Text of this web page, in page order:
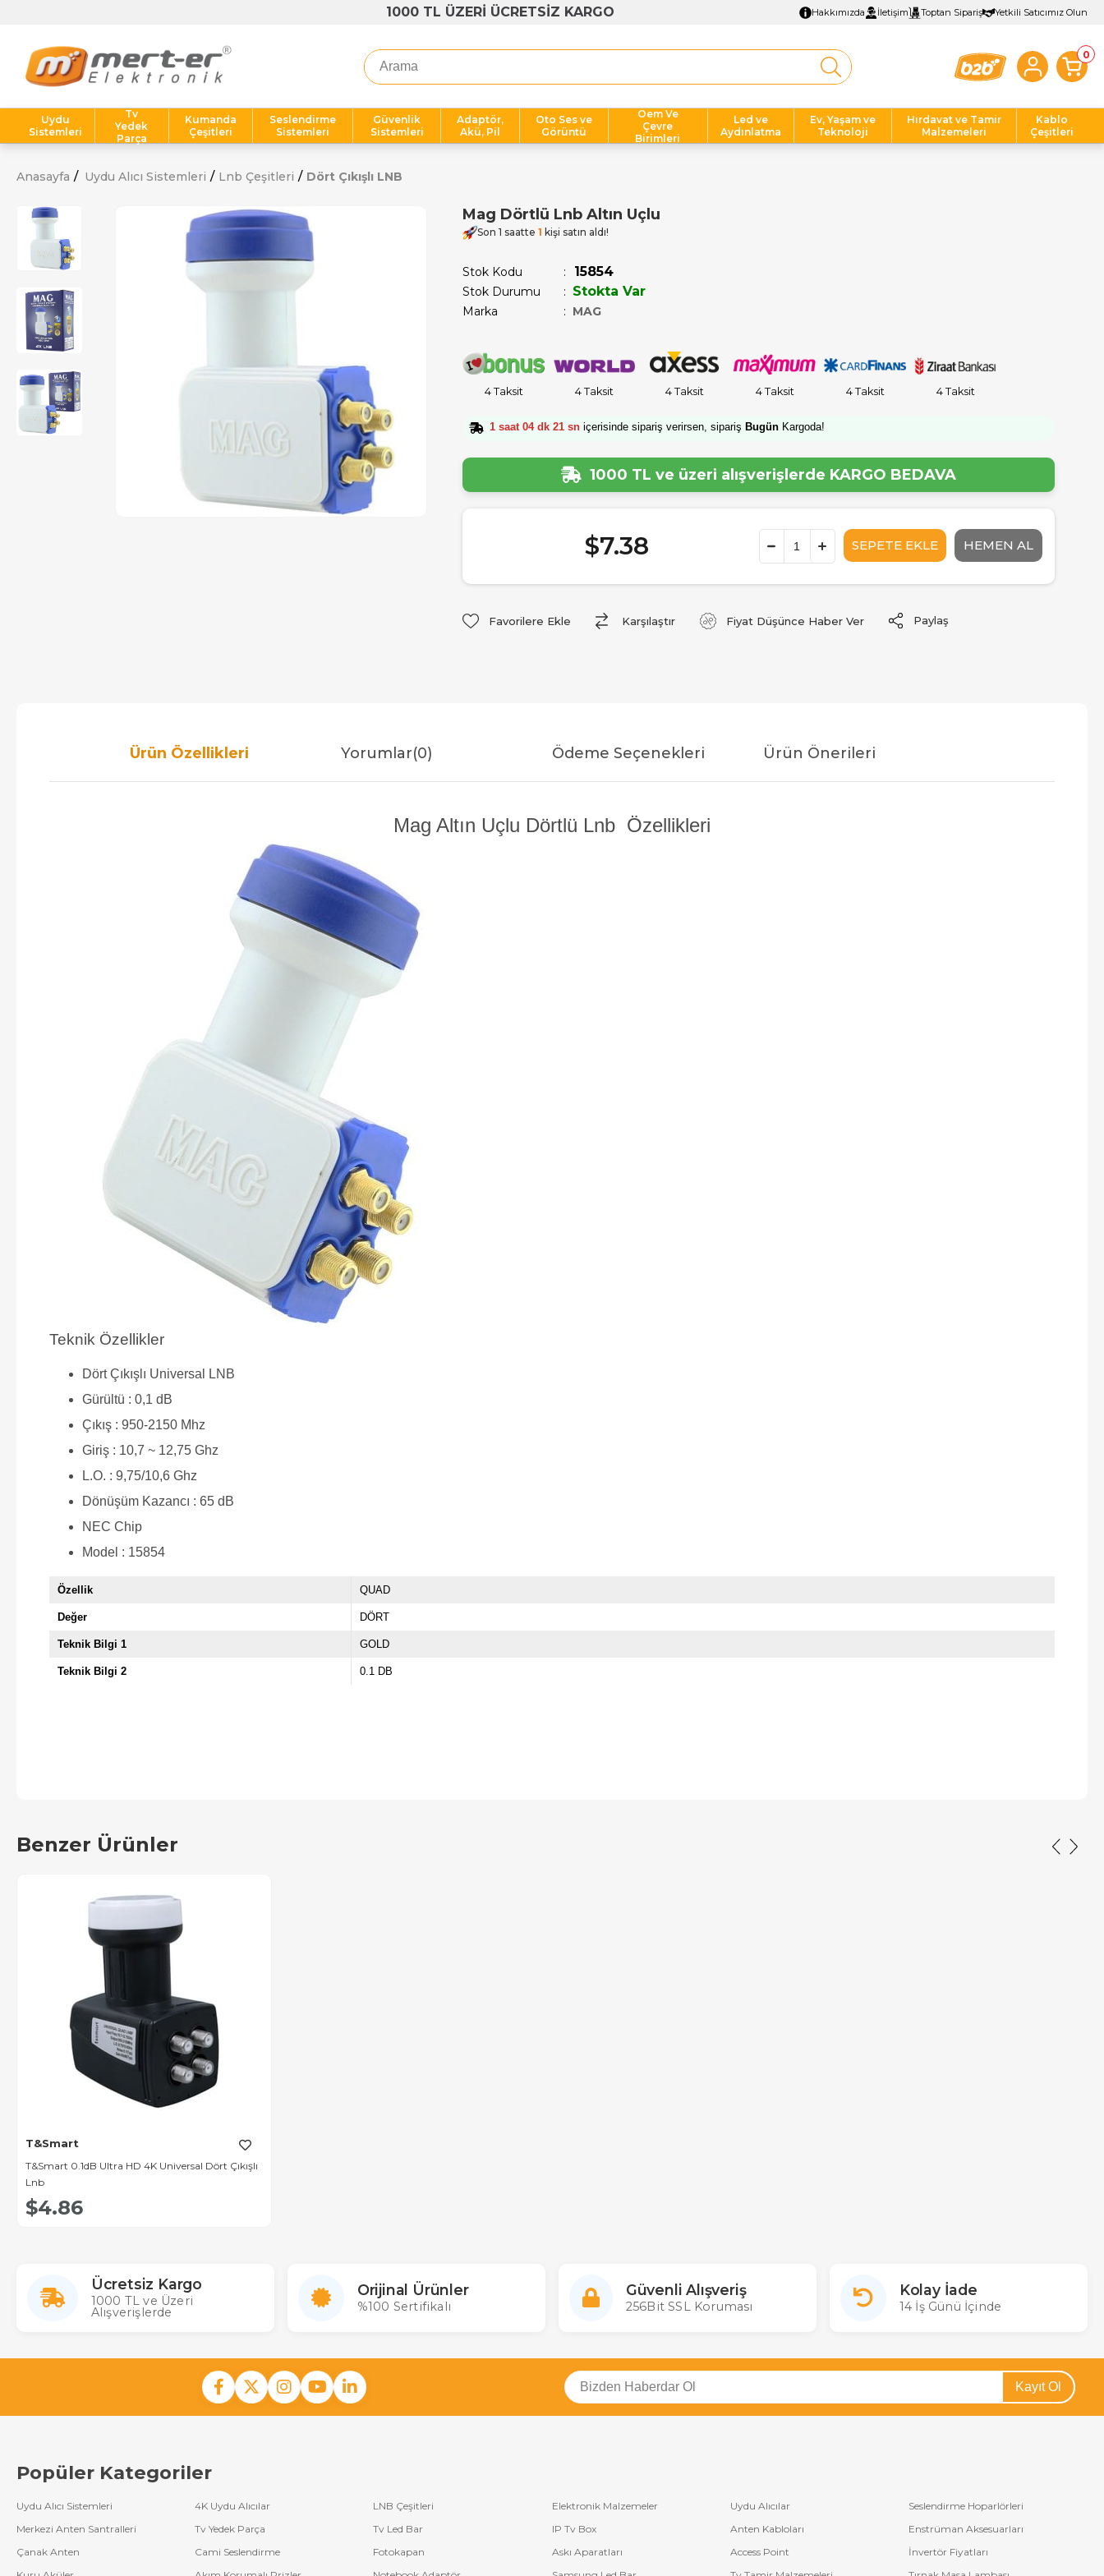
1000 TL ÜZERİ ÜCRETSİZ KARGO Hakkımızda İletişim Toptan Sipariş Yetkili Satıcımız Olun
0
Uydu
Sistemleri
Tv
Yedek
Parça
Kumanda
Çeşitleri
Seslendirme
Sistemleri
Güvenlik
Sistemleri
Adaptör,
Akü, Pil
Oto Ses ve
Görüntü
Oem Ve
Çevre
Birimleri
Led ve
Aydınlatma
Ev, Yaşam ve
Teknoloji
Hırdavat ve Tamir
Malzemeleri
Kablo
Çeşitleri
Anasayfa Uydu Alıcı Sistemleri Lnb Çeşitleri Dört Çıkışlı LNB
Mag Dörtlü Lnb Altın Uçlu
Son 1 saatte 1 kişi satın aldı!
Stok Kodu 15854
Stok Durumu : Stokta Var
Marka : MAG
4 Taksit 4 Taksit 4 Taksit 4 Taksit 4 Taksit 4 Taksit
1 saat 04 dk 20 sn içerisinde sipariş verirsen, sipariş Bugün Kargoda!
1000 TL ve üzeri alışverişlerde KARGO BEDAVA
$7.38
Favorilere Ekle Karşılaştır Fiyat Düşünce Haber Ver Paylaş
Ürün Özellikleri Yorumlar(0) Ödeme Seçenekleri Ürün Önerileri
Mag Altın Uçlu Dörtlü Lnb Özellikleri
Teknik Özellikler
Dört Çıkışlı Universal LNB
Gürültü : 0,1 dB
Çıkış : 950-2150 Mhz
Giriş : 10,7 ~ 12,75 Ghz
L.O. : 9,75/10,6 Ghz
Dönüşüm Kazancı : 65 dB
NEC Chip
Model : 15854
Özellik QUAD
Değer DÖRT
Teknik Bilgi 1 GOLD
Teknik Bilgi 2 0.1 DB
Benzer Ürünler
T&Smart
T&Smart 0.1dB Ultra HD 4K Universal Dört Çıkışlı
Lnb
$4.86
Ücretsiz Kargo
1000 TL ve Üzeri
Alışverişlerde
Orijinal Ürünler
%100 Sertifikalı
Güvenli Alışveriş
256Bit SSL Koruması
Kolay İade
14 İş Günü İçinde
Kayıt Ol
Popüler Kategoriler
Uydu Alıcı Sistemleri 4K Uydu Alıcılar LNB Çeşitleri Elektronik Malzemeler Uydu Alıcılar
Seslendirme Hoparlörleri
Merkezi Anten Santralleri
Tv Yedek Parça Tv Led Bar IP Tv Box Anten Kabloları
Enstrüman Aksesuarları
Çanak Anten
Cami Seslendirme Fotokapan Askı Aparatları Access Point
İnvertör Fiyatları